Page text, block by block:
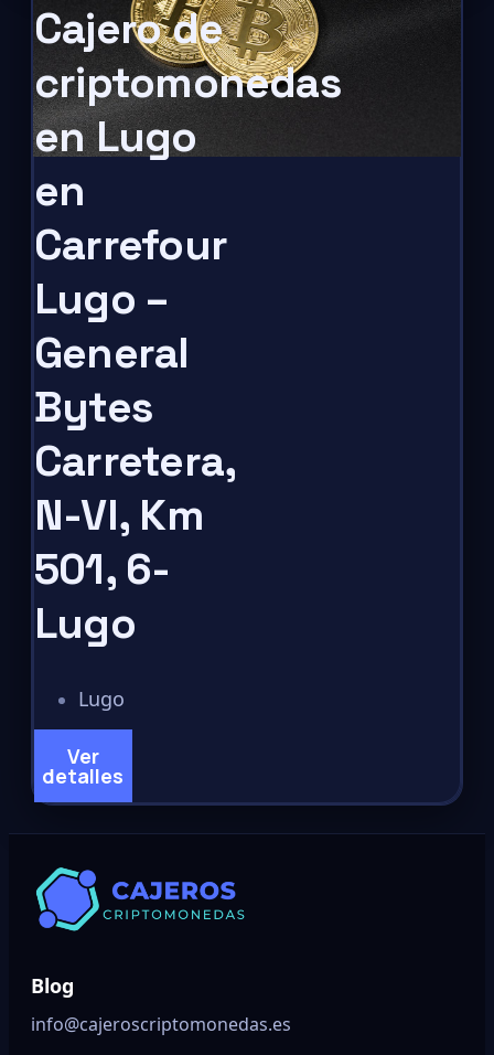
Cajero de
criptomonedas
en Lugo
en
Carrefour
Lugo –
General
Bytes
Carretera,
N-VI, Km
501, 6-
Lugo
Lugo
Ver
detalles
Blog
info@cajeroscriptomonedas.es